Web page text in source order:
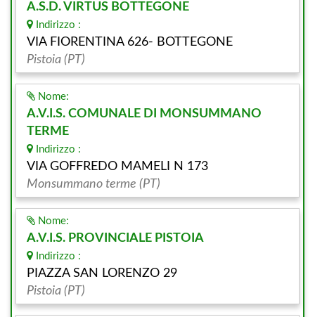
A.S.D. VIRTUS BOTTEGONE
Indirizzo :
VIA FIORENTINA 626- BOTTEGONE
Pistoia (PT)
Nome:
A.V.I.S. COMUNALE DI MONSUMMANO
TERME
Indirizzo :
VIA GOFFREDO MAMELI N 173
Monsummano terme (PT)
Nome:
A.V.I.S. PROVINCIALE PISTOIA
Indirizzo :
PIAZZA SAN LORENZO 29
Pistoia (PT)